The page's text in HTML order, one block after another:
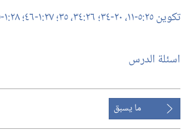
تكوين ٢٥:‏٥-‏١١،‏ ٢٨:‏١-‏٥؛‏
اسئلة الدرس
ما يسبق